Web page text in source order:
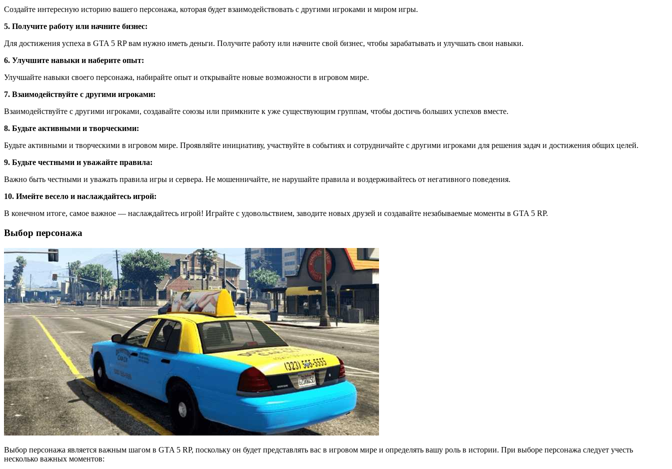
Создайте интересную историю вашего персонажа, которая будет взаимодействовать с другими игроками и миром игры.
5. Получите работу или начните бизнес:
Для достижения успеха в GTA 5 RP вам нужно иметь деньги. Получите работу или начните свой бизнес, чтобы зарабатывать и улучшать свои навыки.
6. Улучшите навыки и наберите опыт:
Улучшайте навыки своего персонажа, набирайте опыт и открывайте новые возможности в игровом мире.
7. Взаимодействуйте с другими игроками:
Взаимодействуйте с другими игроками, создавайте союзы или примкните к уже существующим группам, чтобы достичь больших успехов вместе.
8. Будьте активными и творческими:
Будьте активными и творческими в игровом мире. Проявляйте инициативу, участвуйте в событиях и сотрудничайте с другими игроками для решения задач и достижения общих целей.
9. Будьте честными и уважайте правила:
Важно быть честными и уважать правила игры и сервера. Не мошенничайте, не нарушайте правила и воздерживайтесь от негативного поведения.
10. Имейте весело и наслаждайтесь игрой:
В конечном итоге, самое важное — наслаждайтесь игрой! Играйте с удовольствием, заводите новых друзей и создавайте незабываемые моменты в GTA 5 RP.
Выбор персонажа
Выбор персонажа является важным шагом в GTA 5 RP, поскольку он будет представлять вас в игровом мире и определять вашу роль в истории. При выборе персонажа следует учесть
несколько важных моментов: